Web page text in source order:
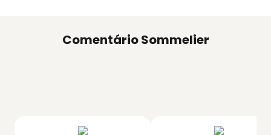
Comentário Sommelier